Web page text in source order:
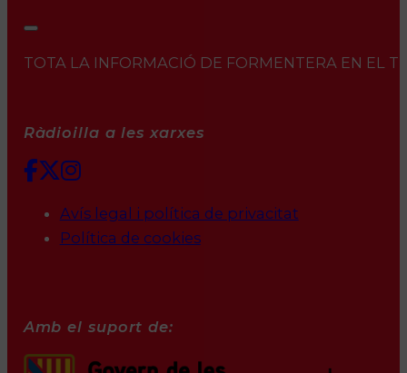
TOTA LA INFORMACIÓ DE FORMENTERA EN EL
Ràdioilla a les xarxes
Avís legal i política de privacitat
Política de cookies
Amb el suport de: